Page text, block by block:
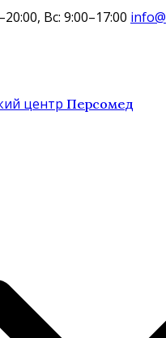
Вс: 9:00–17:00
центр Персомед